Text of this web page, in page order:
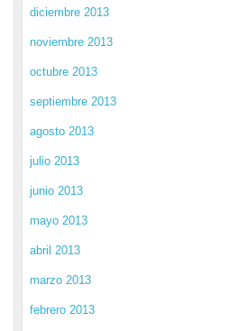
diciembre 2013
noviembre 2013
octubre 2013
septiembre 2013
agosto 2013
julio 2013
junio 2013
mayo 2013
abril 2013
marzo 2013
febrero 2013